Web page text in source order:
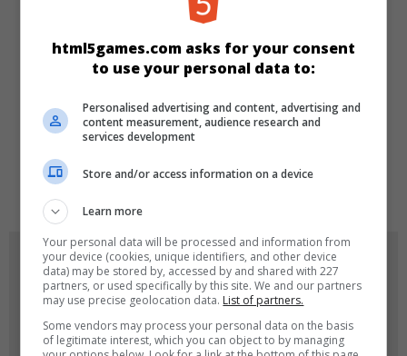
KATEGORIEN
Cooking and Baking Mädchen
SPRACHEN
de tr en
SPIEL-ICONS
html5games.com asks for your consent
to use your personal data to:
Personalised advertising and content, advertising and
content measurement, audience research and
services development
Store and/or access information on a device
Learn more
Your personal data will be processed and information from
your device (cookies, unique identifiers, and other device
data) may be stored by, accessed by and shared with 227
partners, or used specifically by this site. We and our partners
may use precise geolocation data. List of partners.
Some vendors may process your personal data on the basis
of legitimate interest, which you can object to by managing